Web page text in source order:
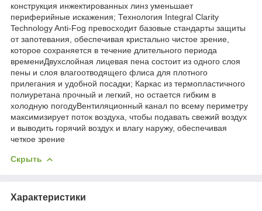
конструкция инжектированных линз уменьшает
периферийные искажения; Технология Integral Clarity
Technology Anti-Fog превосходит базовые стандарты защиты
от запотевания, обеспечивая кристально чистое зрение,
которое сохраняется в течение длительного периода
времениДвухслойная лицевая пена состоит из одного слоя
пены и слоя влагоотводящего флиса для плотного
прилегания и удобной посадки; Каркас из термопластичного
полиуретана прочный и легкий, но остается гибким в
холодную погодуВентиляционный канал по всему периметру
максимизирует поток воздуха, чтобы подавать свежий воздух
и выводить горячий воздух и влагу наружу, обеспечивая
четкое зрение
Скрыть
Характеристики